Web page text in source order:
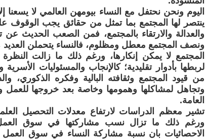
اليوم ونحن نحتفل مع النساء بيومهن العالمي لا يسعنا
ينتصر لها المجتمع بما تمثل من حقائق يجب الوقوف
والعدالة والارتقاء بالمجتمع، فمن الصعب الحديث عن
ونصف المجتمع معطل ومظلوم، فالنساء يتحملن العديد
المجتمع لا يمكن إنكارها، ورغم ذلك ما زالت
لربطها بأدوار تقليدية؛ كالإنجاب والمسئوليات
من قيود المجتمع وثقافته البالية وفكره الذكوري،
وتجاهل لمشاكلها وهمومها وخاصة بعد خروجها للعمل
العامة.
تشير معظم الدراسات لارتفاع معدلات التحصيل
ورغم ذلك ما تزال نسب مشاركتها في سوق العمل،